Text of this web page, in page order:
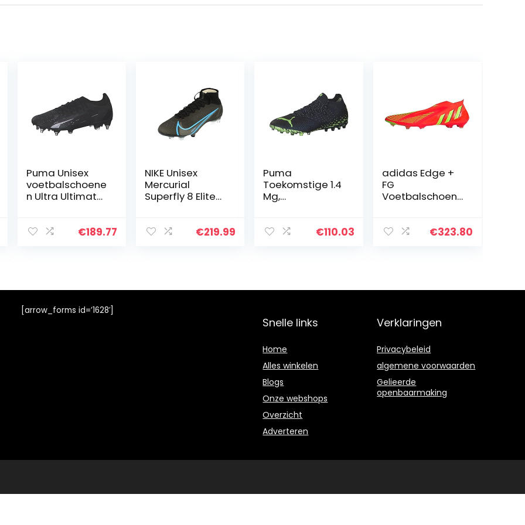
Puma Unisex
voetbalschoene
n Ultra Ultimate
Puma White
€189.77
NIKE Unisex
Mercurial
Superfly 8 Elite
n
€219.99
Puma
Toekomstige 1.4
Mg,
Night-Fizzy€110.03
adidas Edge +
FG
Voetbalschoene
€323.80
[arrow_forms id=’1628′]
Snelle links
Home
Alles winkelen
Blogs
Onze webshops
Overzicht
Adverteren
Verklaringen
Privacybeleid
algemene voorwaarden
Gelieerde
openbaarmaking